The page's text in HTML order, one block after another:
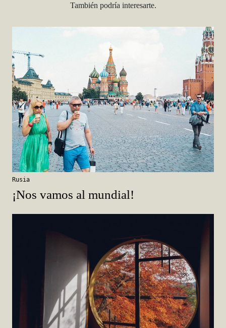
También podría interesarte.
Rusia
¡Nos vamos al mundial!